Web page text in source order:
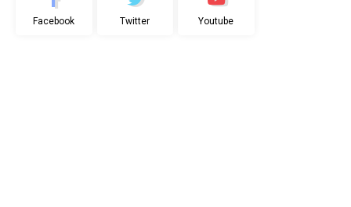
Facebook Twitter Youtube